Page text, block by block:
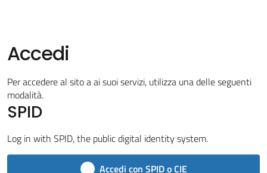
Novità
Servizi
il
Accedi
Per accedere al sito a ai suoi servizi, utilizza una delle seguenti
modalità.
SPID
Log in with SPID, the public digital identity system.
Accedi con SPID o CIE